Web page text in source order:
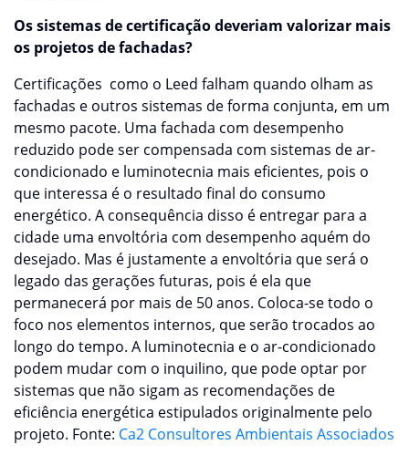
Os sistemas de certificação deveriam valorizar mais
os projetos de fachadas?
Certificações como o Leed falham quando olham as
fachadas e outros sistemas de forma conjunta, em um
mesmo pacote. Uma fachada com desempenho
reduzido pode ser compensada com sistemas de ar-
condicionado e luminotecnia mais eficientes, pois o
que interessa é o resultado final do consumo
energético. A consequência disso é entregar para a
cidade uma envoltória com desempenho aquém do
desejado. Mas é justamente a envoltória que será o
legado das gerações futuras, pois é ela que
permanecerá por mais de 50 anos. Coloca-se todo o
foco nos elementos internos, que serão trocados ao
longo do tempo. A luminotecnia e o ar-condicionado
podem mudar com o inquilino, que pode optar por
sistemas que não sigam as recomendações de
eficiência energética estipulados originalmente pelo
projeto. Fonte: Ca2 Consultores Ambientais Associados